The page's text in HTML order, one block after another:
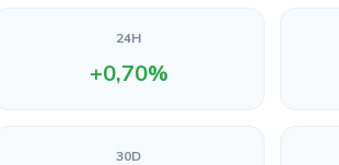
24H
+0,70%
30D